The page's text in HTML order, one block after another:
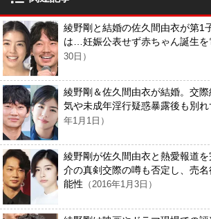
綾野剛と結婚の佐久間由衣が第1
は…妊娠公表せず赤ちゃん誕生を
30日）
綾野剛＆佐久間由衣が結婚。交
気や未成年淫行疑惑暴露後も別れ
年1月1日）
綾野剛が佐久間由衣と熱愛報道
介の真剣交際の噂も否定し、売
能性 （2016年1月3日）